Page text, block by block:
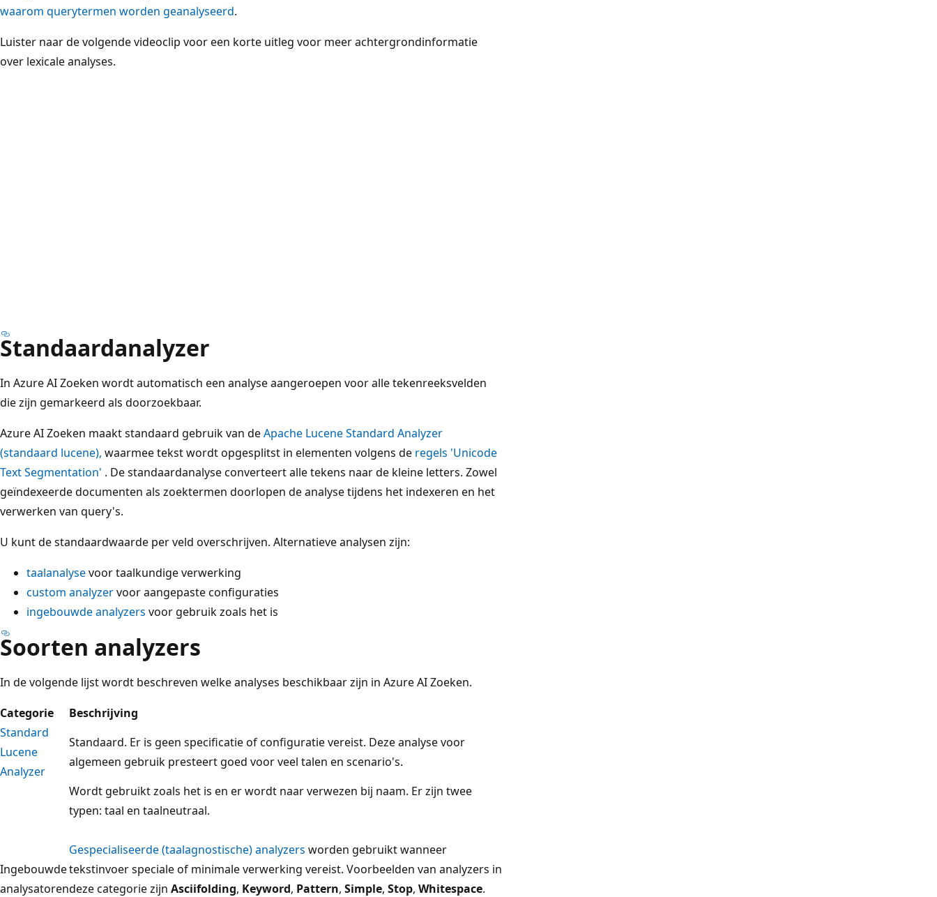
waarom querytermen worden geanalyseerd.
Luister naar de volgende videoclip voor een korte uitleg voor meer achtergrondinformatie
over lexicale analyses.
Standaardanalyzer
In Azure AI Zoeken wordt automatisch een analyse aangeroepen voor alle tekenreeksvelden
die zijn gemarkeerd als doorzoekbaar.
Azure AI Zoeken maakt standaard gebruik van deApache Lucene Standard Analyzer
(standaard lucene), waarmee tekst wordt opgesplitst in elementen volgens de regels 'Unicode
Text Segmentation' . De standaardanalyse converteert alle tekens naar de kleine letters. Zowel
geïndexeerde documenten als zoektermen doorlopen de analyse tijdens het indexeren en het
verwerken van query's.
U kunt de standaardwaarde per veld overschrijven. Alternatieve analysen zijn:
taalanalysevoor taalkundige verwerking
custom analyzervoor aangepaste configuraties
ingebouwde analyzers voor gebruik zoals het is
Soorten analyzers
In de volgende lijst wordt beschreven welke analyses beschikbaar zijn in Azure AI Zoeken.
Categorie
Beschrijving
Standard
Lucene
Analyzer
Standaard. Er is geen specificatie of configuratie vereist. Deze analyse voor
algemeen gebruik presteert goed voor veel talen en scenario's.
Ingebouwde
analysatoren
Wordt gebruikt zoals het is en er wordt naar verwezen bij naam. Er zijn twee
typen: taal en taalneutraal.
Gespecialiseerde (taalagnostische) analyzers worden gebruikt wanneer
tekstinvoer speciale of minimale verwerking vereist. Voorbeelden van analyzers in
deze categorie zijn Asciifolding, Keyword, Pattern, Simple, Stop, Whitespace.